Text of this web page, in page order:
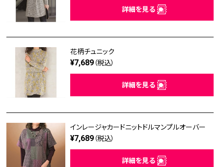
詳細を見る
花柄チュニック
¥7,689 （税込）
詳細を見る
インレージャカードニットドルマンプルオーバー
¥7,689 （税込）
詳細を見る